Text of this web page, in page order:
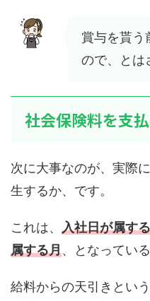
賞与を貰う
ので、とは
社会保険料を支
次に大事なのが、実際
生するか、です。
これは、 入社日が属す
属する月、となってい
給料からの天引きとい